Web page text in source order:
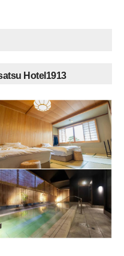
Hotel1913